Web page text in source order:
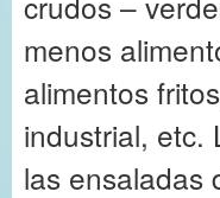
menos
alimentos
industrial, etc.
las ensaladas